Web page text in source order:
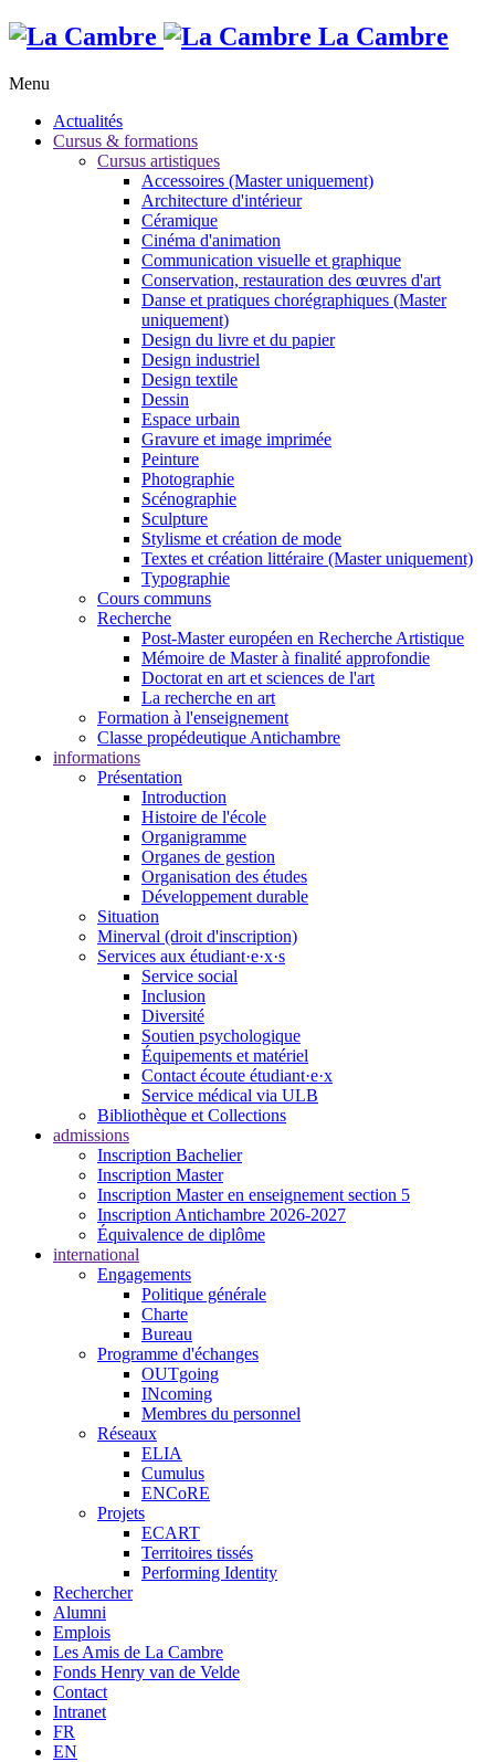
La Cambre
Menu
Actualités
Cursus & formations
Cursus artistiques
Accessoires (Master uniquement)
Architecture d'intérieur
Céramique
Cinéma d'animation
Communication visuelle et graphique
Conservation, restauration des œuvres d'art
Danse et pratiques chorégraphiques (Master
uniquement)
Design du livre et du papier
Design industriel
Design textile
Dessin
Espace urbain
Gravure et image imprimée
Peinture
Photographie
Scénographie
Sculpture
Stylisme et création de mode
Textes et création littéraire (Master uniquement)
Typographie
Cours communs
Recherche
Post-Master européen en Recherche Artistique
Mémoire de Master à finalité approfondie
Doctorat en art et sciences de l'art
La recherche en art
Formation à l'enseignement
Classe propédeutique Antichambre
informations
Présentation
Introduction
Histoire de l'école
Organigramme
Organes de gestion
Organisation des études
Développement durable
Situation
Minerval (droit d'inscription)
Services aux étudiant·e·x·s
Service social
Inclusion
Diversité
Soutien psychologique
Équipements et matériel
Contact écoute étudiant·e·x
Service médical via ULB
Bibliothèque et Collections
admissions
Inscription Bachelier
Inscription Master
Inscription Master en enseignement section 5
Inscription Antichambre 2026-2027
Équivalence de diplôme
international
Engagements
Politique générale
Charte
Bureau
Programme d'échanges
OUTgoing
INcoming
Membres du personnel
Réseaux
ELIA
Cumulus
ENCoRE
Projets
ECART
Territoires tissés
Performing Identity
Rechercher
Alumni
Emplois
Les Amis de La Cambre
Fonds Henry van de Velde
Contact
Intranet
FR
EN